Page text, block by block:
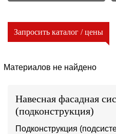
Запросить каталог / цены
Материалов не найдено
Навесная фасадная
(подконструкция)
Подконструкция